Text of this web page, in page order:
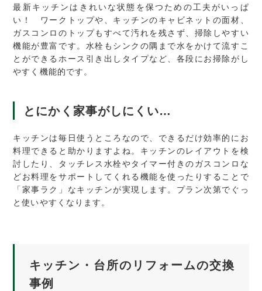
最新キッチンはきれいな状態を保つための工夫がいっぱ
い！ ワークトップや、キッチンのキャビネットの面材、
ガスコンロのトップもすべて汚れを残さず、掃除しやすい
機能が豊富です。水栓もシンクの隅まで水をかけて流すこ
とができるホース引き出しタイプなど、各段にお掃除がし
やすく機能的です。
とにかく家事がしにくい…
キッチンは毎日使うところなので、できるだけ効率的にお
料理できると助かりますよね。キッチンのレイアウトを検
討したり、タッチレス水栓やタイマー付きのガスコンロな
どお料理をサポートしてくれる機能を使ったりすることで
「家事ラク」なキッチンが実現します。プラン次第でぐっ
と使いやすくなります。
キッチン・台所のリフォームの交換
事例